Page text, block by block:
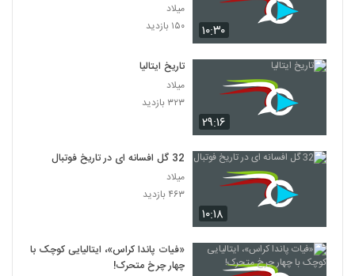
۱۰:۳۰
میلاد
۱۵۰ بازدید
۲۹:۱۶
تاریخ ایتالیا
میلاد
۳۲۳ بازدید
۱۰:۱۸
32 گل افسانه ای در تاریخ فوتبال
میلاد
۴۶۳ بازدید
«فیات پاندا کراس»، ایتالیایی کوچک با
چهار چرخ متحرک!